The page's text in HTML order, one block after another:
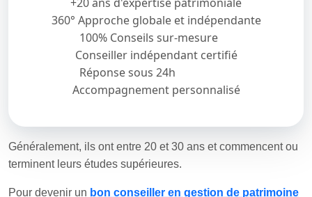
360° Approche globale et indépendante
100% Conseils sur-mesure
Conseiller indépendant certifié
Réponse sous 24h
Accompagnement personnalisé
Généralement, ils ont entre 20 et 30 ans et commencent ou
terminent leurs études supérieures.
Pour devenir un bon conseiller en gestion de patrimoine